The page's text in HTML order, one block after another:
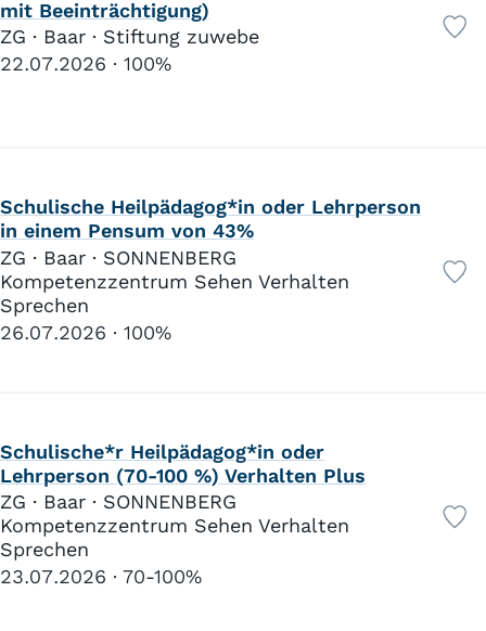
mit Beeinträchtigung)
ZG · Baar · Stiftung zuwebe
22.07.2026
100%
Schulische Heilpädagog*in oder Lehrperson
in einem Pensum von 43%
ZG · Baar · SONNENBERG
Kompetenzzentrum Sehen Verhalten
Sprechen
26.07.2026
100%
Schulische*r Heilpädagog*in oder
Lehrperson (70-100 %) Verhalten Plus
ZG · Baar · SONNENBERG
Kompetenzzentrum Sehen Verhalten
Sprechen
23.07.2026
70-100%